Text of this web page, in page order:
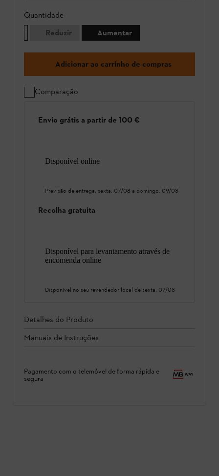
Quantidade
Reduzir
Aumentar
Adicionar ao carrinho de compras
Comparação
Envio grátis a partir de 100 €
Disponível online
Previsão de entrega: sexta, 07/08 a domingo, 09/08
Recolha gratuita
Disponível para levantamento através de
encomenda online
Disponível no seu revendedor local de sexta, 07/08
Detalhes do Produto
Manuais de Instruções
Pagamento com o telemóvel de forma rápida e
segura